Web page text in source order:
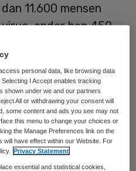
11.600 mensen
onder hen 459
van dat
is niet gevaarlijk voor
mogelijk tot
virus zijn koorts,
Het
personal data, like browsing data
I Accept enables tracking
shown under we and our partners
All or withdrawing your consent will
some content and ads you see may not
this menu to change your choices or
the Manage Preferences link on the
will have effect within our Website. For
Privacy Statement
essential and statistical cookies,